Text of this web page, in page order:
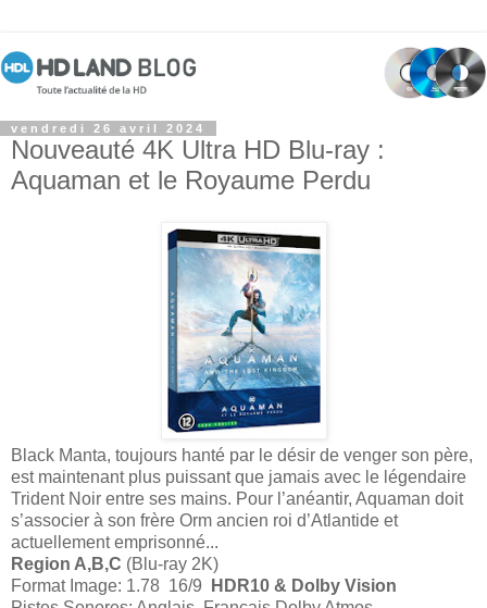
vendredi 26 avril 2024
Nouveauté 4K Ultra HD Blu-ray :
Aquaman et le Royaume Perdu
Black Manta, toujours hanté par le désir de venger son père,
est maintenant plus puissant que jamais avec le légendaire
Trident Noir entre ses mains. Pour l’anéantir, Aquaman doit
s’associer à son frère Orm ancien roi d’Atlantide et
actuellement emprisonné...
Region A,B,C (Blu-ray 2K)
Format Image: 1.78 16/9
HDR10 & Dolby Vision